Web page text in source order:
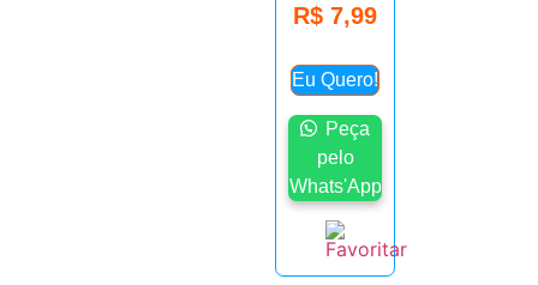
R$ 7,99
Eu Quero!
Peça
pelo
Whats'App